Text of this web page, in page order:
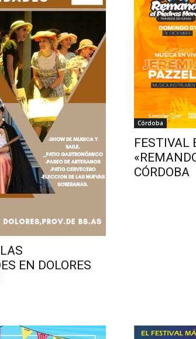
EN DOLORES
Córdoba
FESTIVAL
CÓRDOBA